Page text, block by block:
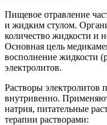
Пищевое отравление
и жидким стулом.
количество жидкости и
Основная цель
восполнение жидкости
электролитов.
Растворы электролитов
внутривенно.
натрия, питательные
терапии растворами: